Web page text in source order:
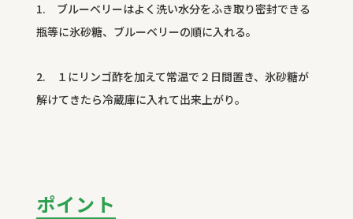
1. ブルーベリーはよく洗い水分をふき取り密封できる
瓶等に氷砂糖、ブルーベリーの順に入れる。
2. １にリンゴ酢を加えて常温で２日間置き、氷砂糖が
解けてきたら冷蔵庫に入れて出来上がり。
ポイント